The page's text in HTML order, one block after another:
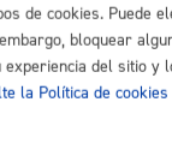
ONLINE
PRESENCIAL
TELÉFONO
de cookies. Puede
bloquear
experiencia del sitio y
la Política de cookies